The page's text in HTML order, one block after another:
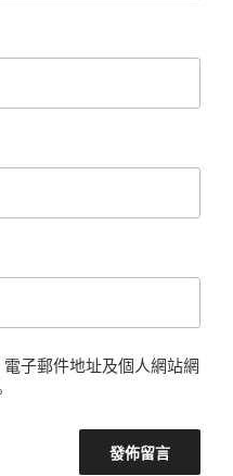
子郵件地址及個人網站網